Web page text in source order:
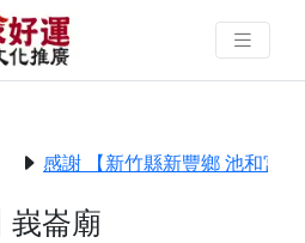
好運 找到與您有
感謝 【新竹縣新豐鄉 池和宮】
峩崙廟